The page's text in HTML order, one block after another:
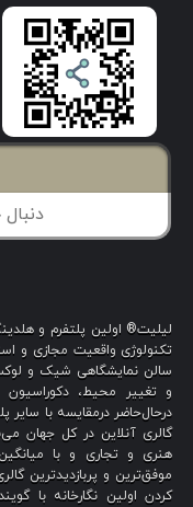
لیلیت® اولین پلتفرم و
تکنولوژی واقعیت مجازی و
سالن نمایشگاهی شیک و
و تغییر محیط،
درحال‌حاضر درمقایسه با سایر
هنری و تجاری و با میانگین
موفق‌ترین و پربازدیدترین
کردن اولین نگارخانه با